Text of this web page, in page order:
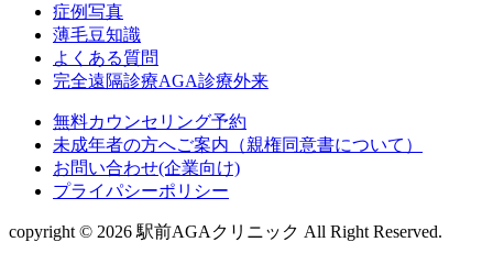
症例写真
薄毛豆知識
よくある質問
完全遠隔診療AGA診療外来
無料カウンセリング予約
未成年者の方へご案内（親権同意書について）
お問い合わせ(企業向け)
プライパシーポリシー
copyright © 2026 駅前AGAクリニック All Right Reserved.